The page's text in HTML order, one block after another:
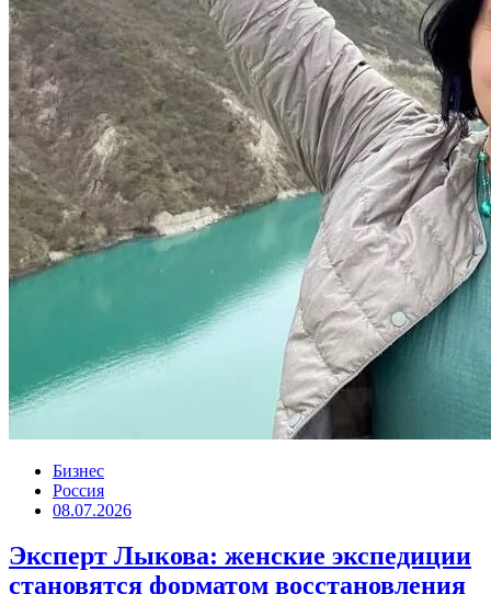
Бизнес
Россия
08.07.2026
Эксперт Лыкова: женские экспедиции
становятся форматом восстановления